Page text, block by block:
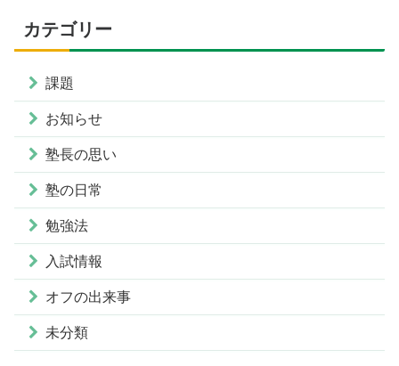
カテゴリー
課題
お知らせ
塾長の思い
塾の日常
勉強法
入試情報
オフの出来事
未分類